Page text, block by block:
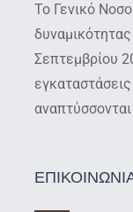
Το Γενικό
Σεπτεμβρίου